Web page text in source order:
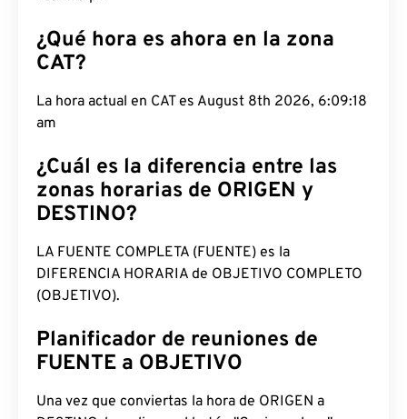
¿Qué hora es ahora en la zona
CAT?
La hora actual en CAT es August 8th 2026, 6:09:19
am
¿Cuál es la diferencia entre las
zonas horarias de ORIGEN y
DESTINO?
LA FUENTE COMPLETA (FUENTE) es la
DIFERENCIA HORARIA de OBJETIVO COMPLETO
(OBJETIVO).
Planificador de reuniones de
FUENTE a OBJETIVO
Una vez que conviertas la hora de ORIGEN a